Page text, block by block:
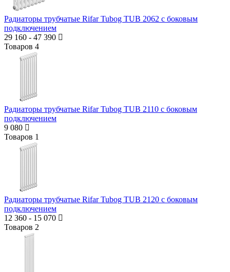
Радиаторы трубчатые Rifar Tubog TUB 2062 с боковым
подключением
29 160 - 47 390
Товаров 4
Радиаторы трубчатые Rifar Tubog TUB 2110 с боковым
подключением
9 080
Товаров 1
Радиаторы трубчатые Rifar Tubog TUB 2120 с боковым
подключением
12 360 - 15 070
Товаров 2